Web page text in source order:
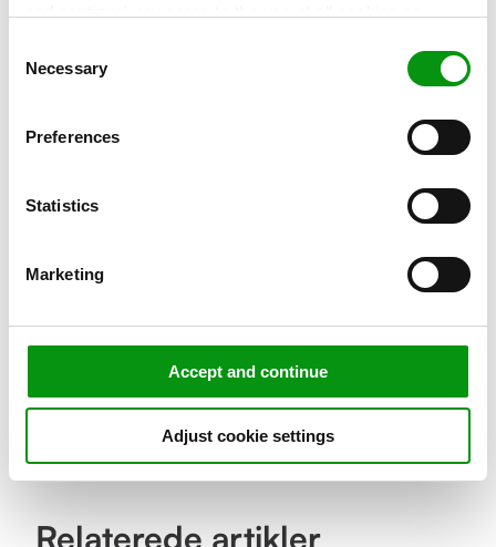
personalization via cookies does not affect the operation
Selection
Necessary
Preferences
Statistics
Marketing
Accept and continue
Adjust cookie settings
MSP Partner, kan garantere en kontrolleret,
infrastruktur?
Vil du vide mere? Kontakt vores eksperter og få
Kontakt os››
Relaterede artikler